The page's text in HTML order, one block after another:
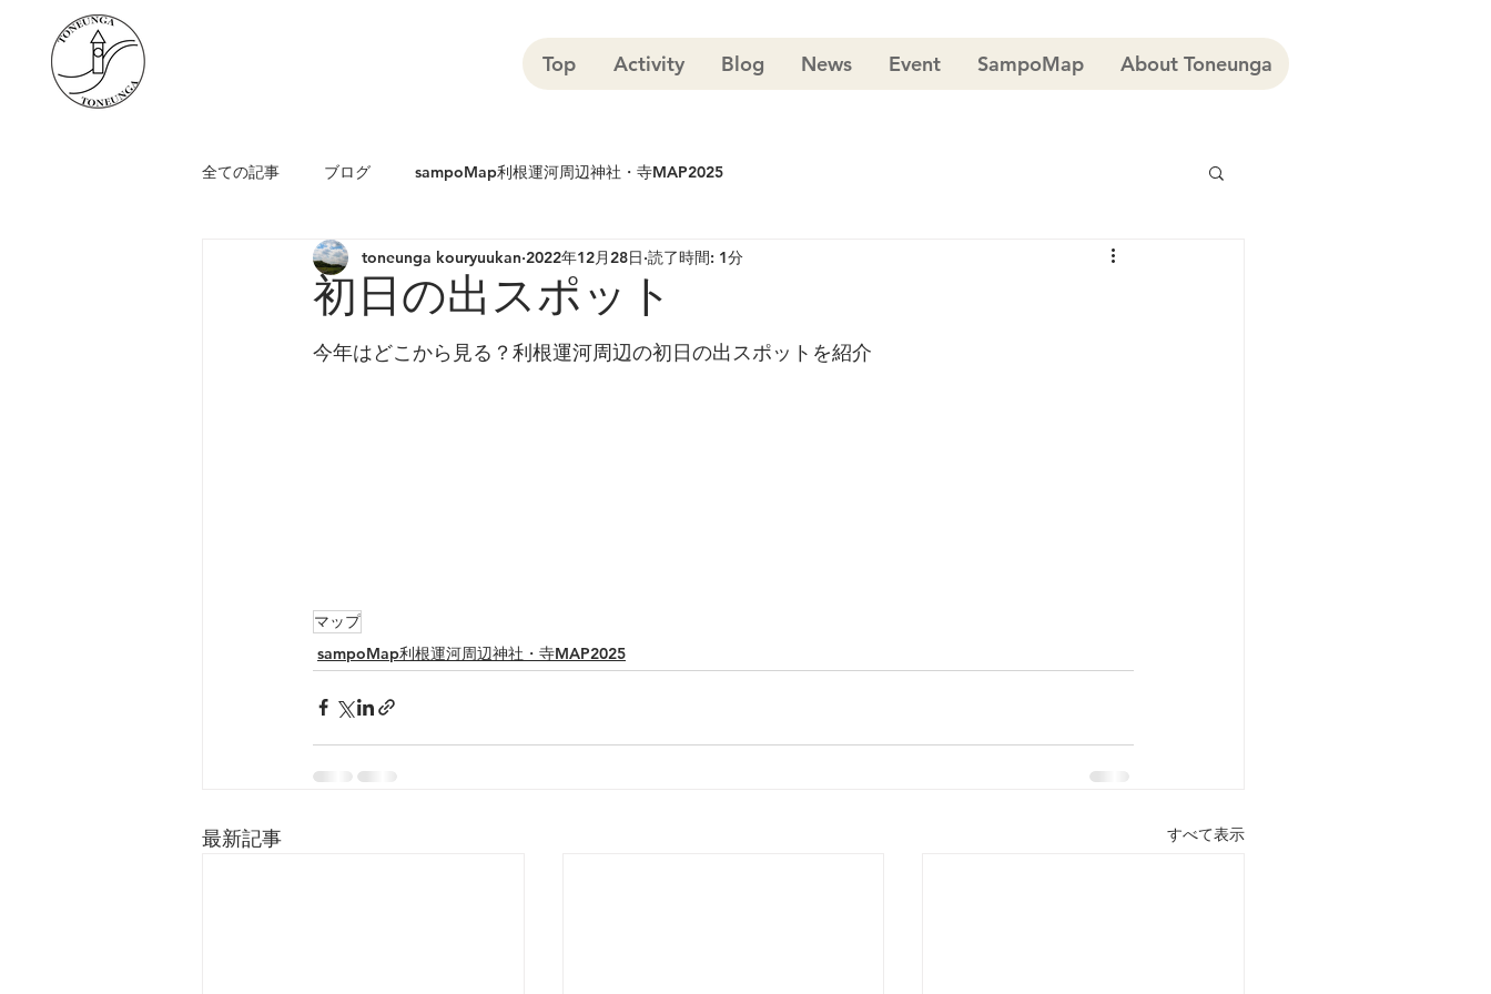
Top Activity Blog News Event SampoMap About Toneunga
全ての記事 ブログ sampoMap利根運河周辺神社・寺MAP2025
初日の出スポット
toneunga kouryuukan 2022年12月28日 読了時間: 1分
今年はどこから見る？利根運河周辺の初日の出スポットを紹介
マップ
sampoMap利根運河周辺神社・寺MAP2025
最新記事 すべて表示